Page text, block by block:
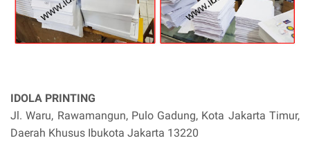
IDOLA PRINTING
Jl. Waru, Rawamangun, Pulo Gadung, Kota Jakarta Timur,
Daerah Khusus Ibukota Jakarta 13220